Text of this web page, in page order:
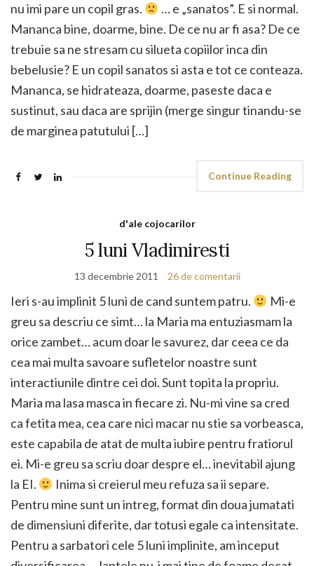
nu imi pare un copil gras.
… e „sanatos”. E si normal.
Mananca bine, doarme, bine. De ce nu ar fi asa? De ce
trebuie sa ne stresam cu silueta copiilor inca din
bebelusie? E un copil sanatos si asta e tot ce conteaza.
Mananca, se hidrateaza, doarme, paseste daca e
sustinut, sau daca are sprijin (merge singur tinandu-se
de marginea patutului […]
Continue Reading
d'ale cojocarilor
5 luni Vladimiresti
13 decembrie 2011 26 de comentarii
Ieri s-au implinit 5 luni de cand suntem patru.
Mi-e
greu sa descriu ce simt… la Maria ma entuziasmam la
orice zambet… acum doar le savurez, dar ceea ce da
cea mai multa savoare sufletelor noastre sunt
interactiunile dintre cei doi. Sunt topita la propriu.
Maria ma lasa masca in fiecare zi. Nu-mi vine sa cred
ca fetita mea, cea care nici macar nu stie sa vorbeasca,
este capabila de atat de multa iubire pentru fratiorul
ei. Mi-e greu sa scriu doar despre el… inevitabil ajung
la EI.
Inima si creierul meu refuza sa ii separe.
Pentru mine sunt un intreg, format din doua jumatati
de dimensiuni diferite, dar totusi egale ca intensitate.
Pentru a sarbatori cele 5 luni implinite, am inceput